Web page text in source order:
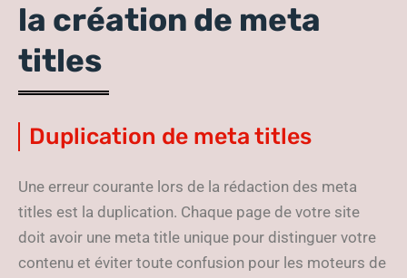
la création de meta
titles
Duplication de meta titles
Une erreur courante lors de la rédaction des meta
titles est la duplication. Chaque page de votre site
doit avoir une meta title unique pour distinguer votre
contenu et éviter toute confusion pour les moteurs de